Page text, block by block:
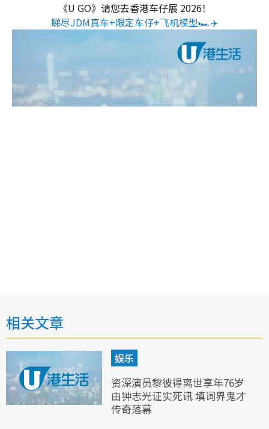
《U GO》请您去香港车仔展 2026！
睇尽JDM真车+限定车仔+飞机模型🏎️✈️
相关文章
娱乐
资深演员黎彼得离世享年76岁
由钟志光证实死讯 填词界鬼才
传奇落幕